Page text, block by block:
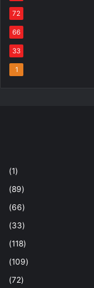
72
66
33
1
(1)
(89)
(66)
(33)
(118)
(109)
(72)